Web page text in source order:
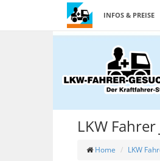
INFOS & PREISE
LKW Fahrer
Home LKW